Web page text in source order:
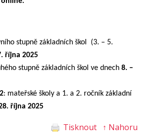
stupně základních škol (3. – 5.
října 2025
stupně základních škol ve dnech 8. –
: mateřské školy a 1. a 2. ročník základní
října 2025
Tisknout ↑ Nahoru